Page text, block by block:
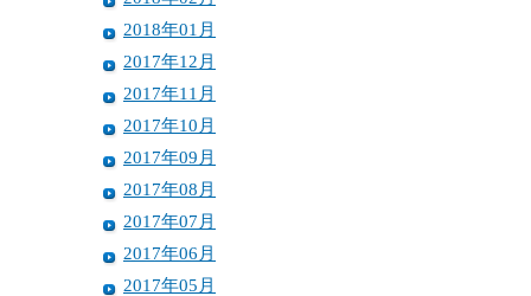
2018年01月
2017年12月
2017年11月
2017年10月
2017年09月
2017年08月
2017年07月
2017年06月
2017年05月